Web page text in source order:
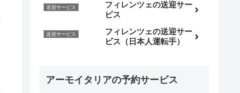
送迎サービス
フィレンツェの送迎サー
ビス
送迎サービス
フィレンツェの送迎サー
ビス（日本人運転手）
アーモイタリアの予約サービス